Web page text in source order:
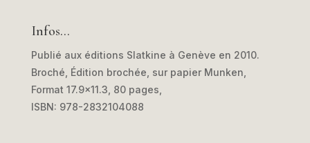
Infos…
Publié aux éditions Slatkine à Genève en 2010.
Broché, Édition brochée, sur papier Munken,
Format 17.9×11.3, 80 pages,
ISBN: 978-2832104088